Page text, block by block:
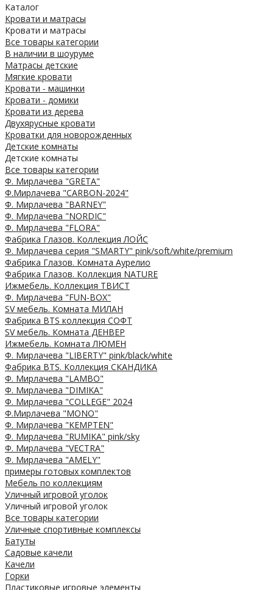
Каталог
Кровати и матрасы
Кровати и матрасы
Все товары категории
В наличии в шоуруме
Матрасы детские
Мягкие кровати
Кровати - машинки
Кровати - домики
Кровати из дерева
Двухярусные кровати
Кроватки для новорожденных
Детские комнаты
Детские комнаты
Все товары категории
Ф. Мирлачева "GRETA"
Ф.Мирлачева "CARBON-2024"
Ф. Мирлачева "BARNEY"
Ф. Мирлачева "NORDIC"
Ф. Мирлачева "FLORA"
Фабрика Глазов. Коллекция ЛОЙС
Ф. Мирлачева серия "SMARTY" pink/soft/white/premium
Фабрика Глазов. Комната Аурелио
Фабрика Глазов. Коллекция NATURE
Ижмебель. Коллекция ТВИСТ
Ф. Мирлачева "FUN-BOX"
SV мебель. Комната МИЛАН
Фабрика BTS коллекция СОФТ
SV мебель. Комната ДЕНВЕР
Ижмебель. Комната ЛЮМЕН
Ф. Мирлачева "LIBERTY" pink/black/white
Фабрика BTS. Коллекция СКАНДИКА
Ф. Мирлачева "LAMBO"
Ф. Мирлачева "DIMIKA"
Ф. Мирлачева "COLLEGE" 2024
Ф.Мирлачева "MONO"
Ф. Мирлачева "KEMPTEN"
Ф. Мирлачева "RUMIKA" pink/sky
Ф. Мирлачева "VECTRA"
Ф. Мирлачева "AMELY"
примеры готовых комплектов
Мебель по коллекциям
Уличный игровой уголок
Уличный игровой уголок
Все товары категории
Уличные спортивные комплексы
Батуты
Садовые качели
Качели
Горки
Пластиковые игровые элементы